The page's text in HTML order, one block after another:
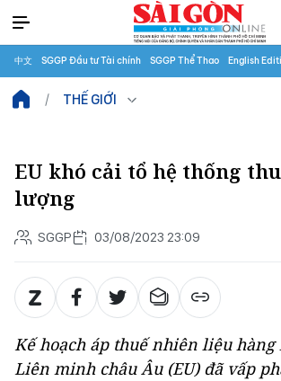
中文 SGGP Đầu tư Tài chính SGGP Thể Thao English
THẾ GIỚI
EU khó cải tổ hệ thống
lượng
SGGP 03/08/2023 23:09
Kế hoạch áp thuế nhiên liệu hàng
Liên minh châu Âu (EU) đã vấp